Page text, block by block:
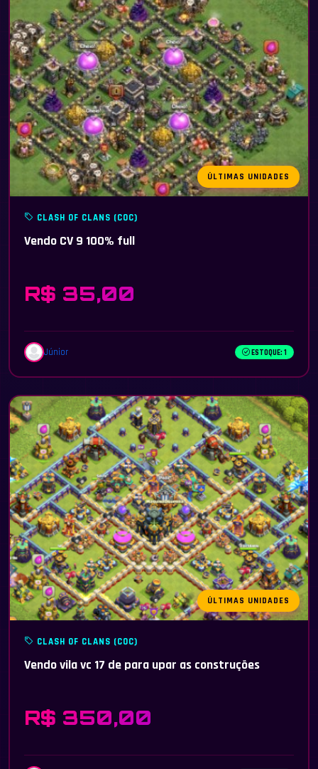
ÚLTIMAS UNIDADES
CLASH OF CLANS (COC)
Vendo CV 9 100% full
R$ 35,00
Júnior ESTOQUE: 1
ÚLTIMAS UNIDADES
CLASH OF CLANS (COC)
Vendo vila vc 17 de para upar as construções
R$ 350,00